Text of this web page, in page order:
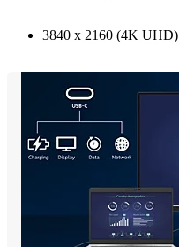
3840 x 2160 (4K UHD)